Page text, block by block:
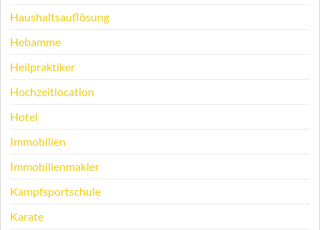
Haushaltsauflösung
Hebamme
Heilpraktiker
Hochzeitlocation
Hotel
Immobilien
Immobilienmakler
Kampfsportschule
Karate